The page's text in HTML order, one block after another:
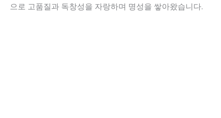
으로 고품질과 독창성을 자랑하며 명성을 쌓아왔습니다.